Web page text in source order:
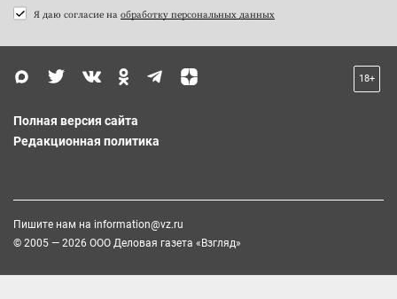
Я даю согласие на обработку персональных данных
18+
Полная версия сайта
Редакционная политика
Пишите нам на information@vz.ru
© 2005 — 2026 ООО Деловая газета «Взгляд»